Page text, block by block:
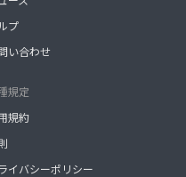
プ
い合わせ
規定
規約
イバシーポリシー